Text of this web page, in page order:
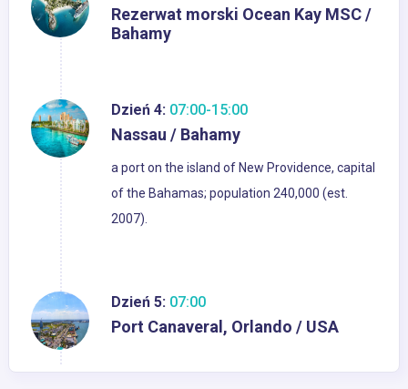
Rezerwat morski Ocean Kay MSC /
Bahamy
Dzień 4: 07:00-15:00
Nassau / Bahamy
a port on the island of New Providence, capital
of the Bahamas; population 240,000 (est.
2007).
Dzień 5: 07:00
Port Canaveral, Orlando / USA